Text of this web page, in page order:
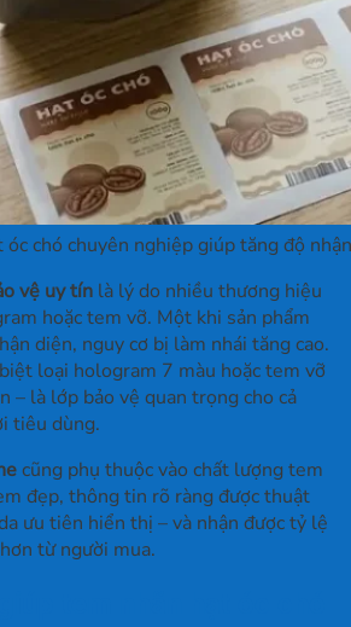
óc chó chuyên nghiệp giúp tăng độ
vệ uy tín là lý do nhiều thương hiệu
hoặc tem vỡ. Một khi sản phẩm
diện, nguy cơ bị làm nhái tăng cao.
loại hologram 7 màu hoặc tem vỡ
– là lớp bảo vệ quan trọng cho cả
tiêu dùng.
cũng phụ thuộc vào chất lượng tem
đẹp, thông tin rõ ràng được thuật
ưu tiên hiển thị – và nhận được tỷ lệ
từ người mua.